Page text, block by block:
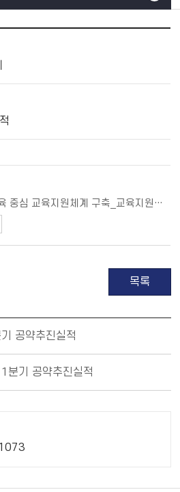
15(교육문화-01)공교육 중심 교육지원체계 구축_교육지원과v_완료(종결).pdf
목록
공약추진실적
분기 공약추진실적